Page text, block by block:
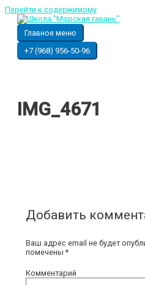
Перейти к содержимому
Главное меню
+7 (968) 956-50-96
IMG_4671
Добавить
Ваш адрес email не будет
помечены*
Комментарий